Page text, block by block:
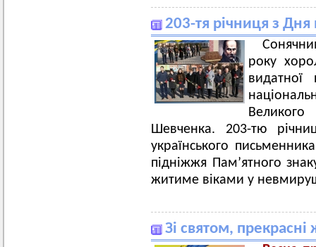
203-тя річниця з
року
видатної
Шевченка. 203-тю
українського
підніжжя Пам’ятного
житиме віками у
Зі святом, прекрасні